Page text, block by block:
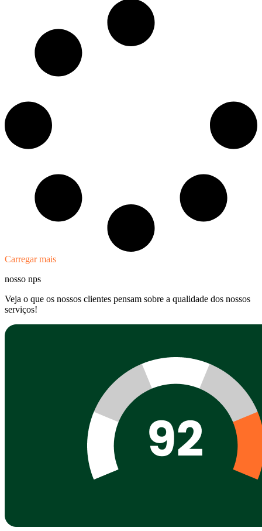
Carregar mais
nosso nps
Veja o que os nossos clientes pensam sobre a qualidade dos nossos
serviços!